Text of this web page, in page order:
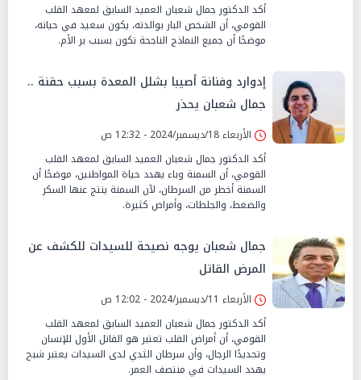
أكد الدكتور جمال شعبان العميد السابق لمعهد القلب
القومي، أن الشخص البار بوالدته، يكون سعيد في حياته،
موضحًا أن جميع النماذج الناجحة تكون بسبب بر الأم.
إدوارد وفنانة أصيبا بشلل المعدة بسبب حقنة ..
جمال شعبان يحذر
الأربعاء 18/ديسمبر/2024 - 12:32 ص
أكد الدكتور جمال شعبان العميد السابق لمعهد القلب
القومي، أن السمنة وباء يهدد حياة المواطنين، موضحًا أن
السمنة أخطر من السرطان، لآن السمنة ينتج عنها السكر
والضغط، والجلطات، وأمراض كثيرة.
جمال شعبان يوجه نصيحة للسيدات للكشف عن
المرض القاتل
الأربعاء 11/ديسمبر/2024 - 12:02 ص
أكد الدكتور جمال شعبان العميد السابق لمعهد القلب
القومي، أن أمراض القلب تعتبر هو القاتل الأول للإنسان
وتحديدًا الرجال، وأن سرطان الثدي لدى السيدات يعتبر شبح
يهدد السيدات في منتصف العمر.